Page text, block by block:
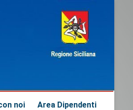
noi Area Dipendenti